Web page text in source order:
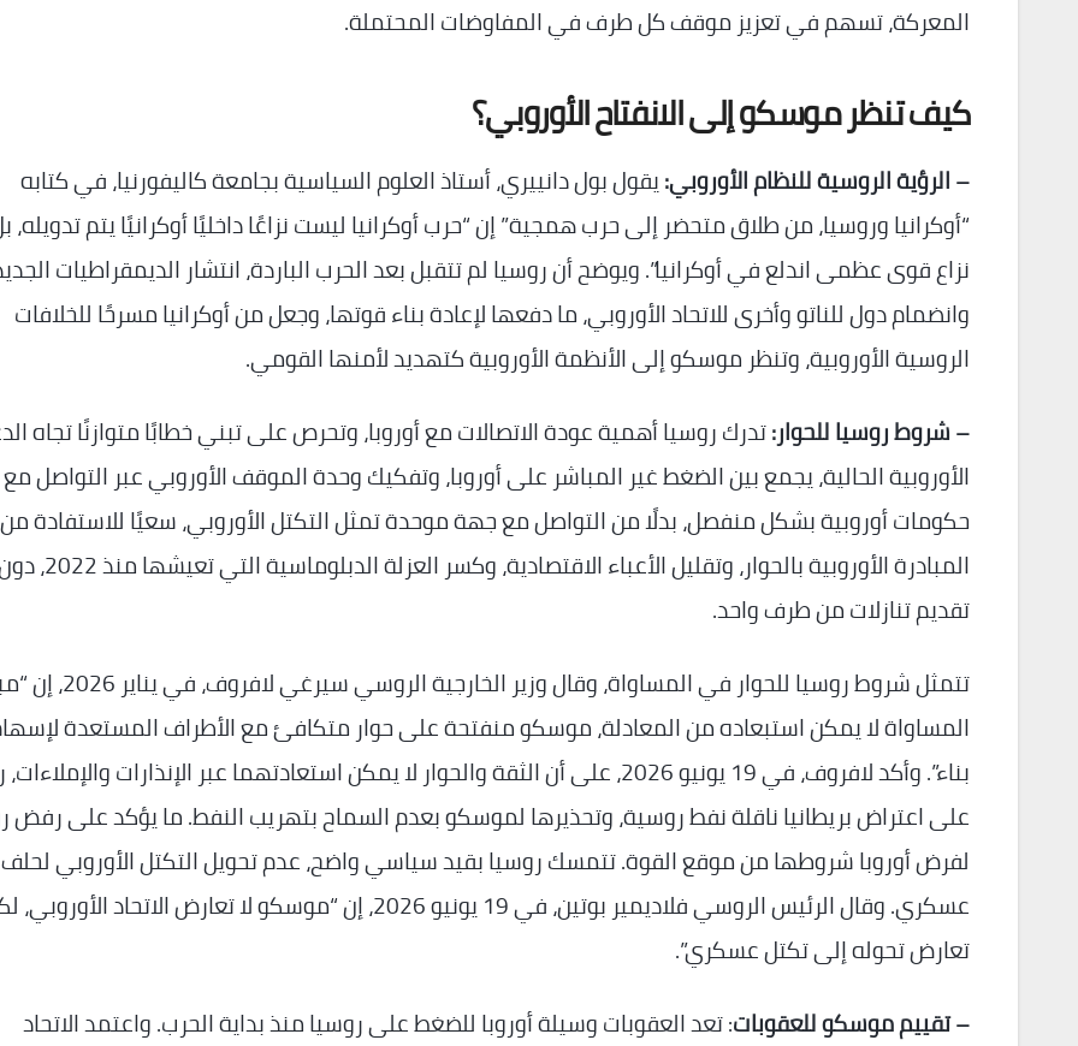
المعركة، تسهم في تعزيز موقف كل طرف في المفاوضات المحتملة.
كيف تنظر موسكو إلى الانفتاح الأوروبي؟
– الرؤية الروسية للنظام الأوروبي:يقول بول دانييري، أستاذ العلوم السياسية بجامعة كاليفورنيا، في كتابه
“أوكرانيا وروسيا، من طلاق متحضر إلى حرب همجية” إن “حرب أوكرانيا ليست نزاعًا داخليًا أوكرانيًا يتم تدويله،
نزاع قوى عظمى اندلع في أوكرانيا”. ويوضح أن روسيا لم تتقبل بعد الحرب الباردة، انتشار الديمقراطيات
وانضمام دول للناتو وأخرى للاتحاد الأوروبي، ما دفعها لإعادة بناء قوتها، وجعل من أوكرانيا مسرحًا للخلافات
الروسية الأوروبية، وتنظر موسكو إلى الأنظمة الأوروبية كتهديد لأمنها القومي.
– شروط روسيا للحوار:تدرك روسيا أهمية عودة الاتصالات مع أوروبا، وتحرص على تبني خطابًا متوازنًا تجاه
الأوروبية الحالية، يجمع بين الضغط غير المباشر على أوروبا، وتفكيك وحدة الموقف الأوروبي عبر التواصل مع
حكومات أوروبية بشكل منفصل، بدلًا من التواصل مع جهة موحدة تمثل التكتل الأوروبي، سعيًا للاستفادة من
المبادرة الأوروبية بالحوار، وتقليل الأعباء الاقتصادية، وكسر العزلة الدبلوماسية
تقديم تنازلات من طرف واحد.
تتمثل شروط روسيا للحوار في المساواة، وقال وزير الخارجية الروسي
المساواة لا يمكن استبعاده من المعادلة، موسكو منفتحة على حوار متكافئ مع الأطراف المستعدة
بناء”. وأكد لافروف، في 19 يونيو 2026، على أن الثقة والحوار لا يمكن استعادتهما عبر الإنذارات
على اعتراض بريطانيا ناقلة نفط روسية، وتحذيرها لموسكو بعدم السماح بتهريب النفط. ما يؤكد على رفض
لفرض أوروبا شروطها من موقع القوة. تتمسك روسيا بقيد سياسي واضح، عدم تحويل التكتل الأوروبي لحلف
عسكري. وقال الرئيس الروسي فلاديمير بوتين، في 19 يونيو 2026، إن “موسكو لا تعارض الاتحاد
تعارض تحوله إلى تكتل عسكري”.
– تقييم موسكو للعقوبات: تعد العقوبات وسيلة أوروبا للضغط على روسيا منذ بداية الحرب. واعتمد الاتحاد